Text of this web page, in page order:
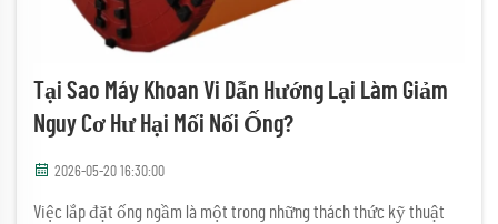
Tại Sao Máy Khoan Vi Dẫn Hướng Lại Làm Giảm
Nguy Cơ Hư Hại Mối Nối Ống?
2026-05-20 16:30:00
Việc lắp đặt ống ngầm là một trong những thách thức kỹ thuật